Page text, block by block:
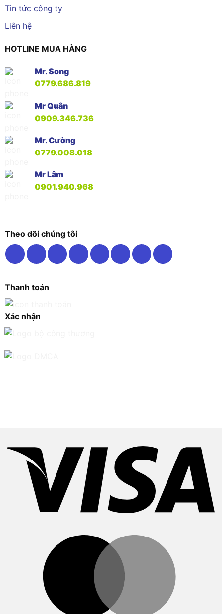
Tin tức công ty
Liên hệ
HOTLINE MUA HÀNG
Mr. Song
0779.686.819
Mr Quân
0909.346.736
Mr. Cường
0779.008.018
Mr Lâm
0901.940.968
Theo dõi chúng tôi
Thanh toán
Xác nhận